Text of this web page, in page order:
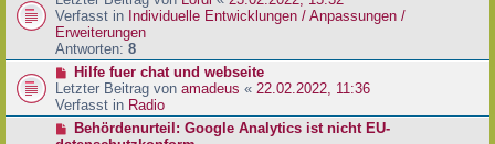
g
e
i
t
r
a
g
u
e
r
B
e
i
t
Verfasst in Individuelle Entwicklungen / Anpassungen /
Erweiterungen
Antworten: 8
N
e
u
e
Hilfe fuer chat und webseite
Letzter Beitrag von amadeus « 22.02.2022, 11:36
Verfasst in Radio
NBehördenurteil: Google Analytics ist nicht EU-